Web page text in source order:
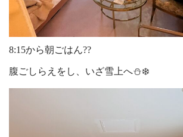
8:15から朝ごはん??
腹ごしらえをし、いざ雪上へ⛄️❄️